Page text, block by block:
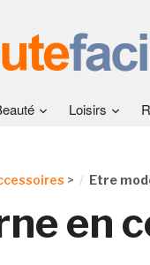
Loisirs
> Etre
en